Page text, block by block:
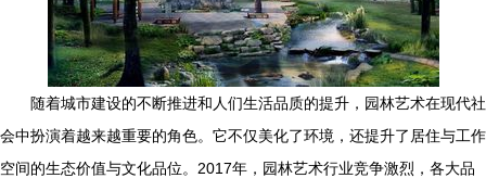
随着城市建设的不断推进和人们生活品质的提升，园林艺术在现代社
会中扮演着越来越重要的角色。它不仅美化了环境，还提升了居住与工作
空间的生态价值与文化品位。2017年，园林艺术行业竞争激烈，各大品